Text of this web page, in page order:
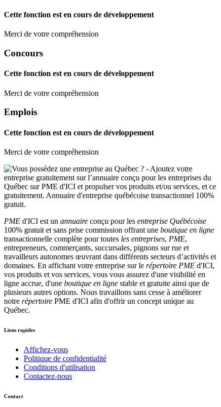
Cette fonction est en cours de développement
Merci de votre compréhension
Concours
Cette fonction est en cours de développement
Merci de votre compréhension
Emplois
Cette fonction est en cours de développement
Merci de votre compréhension
PME d'ICI est un annuaire conçu pour les entreprise Québécoise
100% gratuit et sans prise commission offrant une boutique en ligne
transactionnelle complète pour toutes les entreprises, PME,
entrepreneurs, commerçants, succursales, pignons sur rue et
travailleurs autonomes œuvrant dans différents secteurs d’activités et
domaines. En affichant votre entreprise sur le répertoire PME d'ICI,
vos produits et vos services, vous vous assurez d'une visibilité en
ligne accrue, d'une boutique en ligne stable et gratuite ainsi que de
plusieurs autres options. Nous travaillons sans cesse à améliorer
notre répertoire PME d'ICI afin d'offrir un concept unique au
Québec.
Liens rapides
Affichez-vous
Politique de confidentialité
Conditions d'utilisation
Contactez-nous
Contact